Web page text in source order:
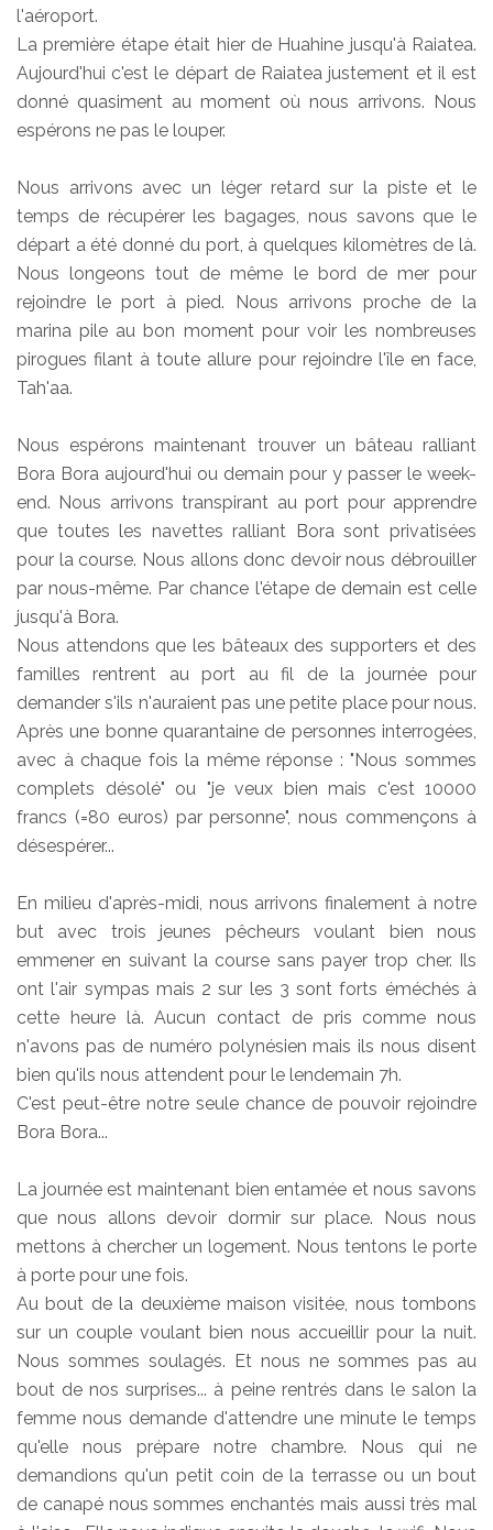
l'aéroport.
La première étape était hier de Huahine jusqu'à Raiatea.
Aujourd'hui c'est le départ de Raiatea justement et il est
donné quasiment au moment où nous arrivons. Nous
espérons ne pas le louper.
Nous arrivons avec un léger retard sur la piste et le
temps de récupérer les bagages, nous savons que le
départ a été donné du port, à quelques kilomètres de là.
Nous longeons tout de même le bord de mer pour
rejoindre le port à pied. Nous arrivons proche de la
marina pile au bon moment pour voir les nombreuses
pirogues filant à toute allure pour rejoindre l'île en face,
Tah'aa.
Nous espérons maintenant trouver un bâteau ralliant
Bora Bora aujourd'hui ou demain pour y passer le week-
end. Nous arrivons transpirant au port pour apprendre
que toutes les navettes ralliant Bora sont privatisées
pour la course. Nous allons donc devoir nous débrouiller
par nous-même. Par chance l'étape de demain est celle
jusqu'à Bora.
Nous attendons que les bâteaux des supporters et des
familles rentrent au port au fil de la journée pour
demander s'ils n'auraient pas une petite place pour nous.
Après une bonne quarantaine de personnes interrogées,
avec à chaque fois la même réponse : "Nous sommes
complets désolé" ou "je veux bien mais c'est 10000
francs (=80 euros) par personne", nous commençons à
désespérer...
En milieu d'après-midi, nous arrivons finalement à notre
but avec trois jeunes pêcheurs voulant bien nous
emmener en suivant la course sans payer trop cher. Ils
ont l'air sympas mais 2 sur les 3 sont forts éméchés à
cette heure là. Aucun contact de pris comme nous
n'avons pas de numéro polynésien mais ils nous disent
bien qu'ils nous attendent pour le lendemain 7h.
C'est peut-être notre seule chance de pouvoir rejoindre
Bora Bora...
La journée est maintenant bien entamée et nous savons
que nous allons devoir dormir sur place. Nous nous
mettons à chercher un logement. Nous tentons le porte
à porte pour une fois.
Au bout de la deuxième maison visitée, nous tombons
sur un couple voulant bien nous accueillir pour la nuit.
Nous sommes soulagés. Et nous ne sommes pas au
bout de nos surprises... à peine rentrés dans le salon la
femme nous demande d'attendre une minute le temps
qu'elle nous prépare notre chambre. Nous qui ne
demandions qu'un petit coin de la terrasse ou un bout
de canapé nous sommes enchantés mais aussi très mal